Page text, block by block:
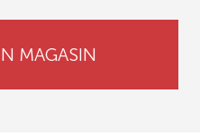
MAGASIN